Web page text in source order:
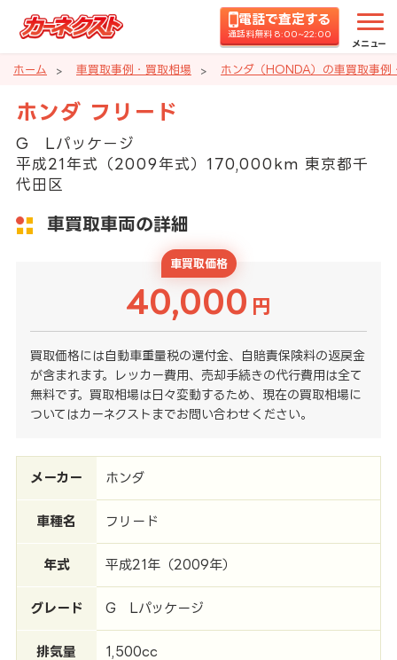
電話で査定する
通話料無料 8:00~22:00
メニュー
ホーム 車買取事例・買取相場 ホンダ（HONDA）の車買取事例
ホンダ フリード
G Lパッケージ
平成21年式（2009年式）170,000km 東京都千
代田区
車買取車両の詳細
車買取価格
40,000 円
買取価格には自動車重量税の還付金、自賠責保険料の返戻金
が含まれます。レッカー費用、売却手続きの代行費用は全て
無料です。買取相場は日々変動するため、現在の買取相場に
ついてはカーネクストまでお問い合わせください。
メーカー ホンダ
車種名 フリード
年式 平成21年（2009年）
グレード G Lパッケージ
排気量 1,500cc